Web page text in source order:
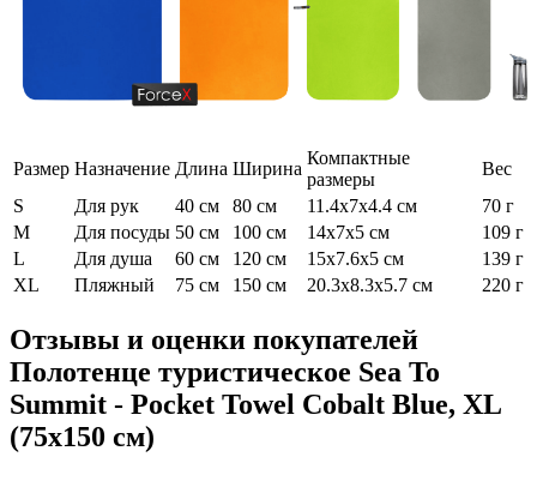
Размер Назначение Длина Ширина
Компактные
размеры
Вес
S
Для рук 40 см 80 см 11.4x7x4.4 см
70 г
M
Для посуды 50 см 100 см 14x7x5 см
109 г
L
Для душа 60 см 120 см 15x7.6x5 см
139 г
XL
Пляжный 75 см 150 см 20.3x8.3x5.7 см 220 г
Отзывы и оценки покупателей
Полотенце туристическое Sea To
Summit - Pocket Towel Cobalt Blue, XL
(75x150 см)